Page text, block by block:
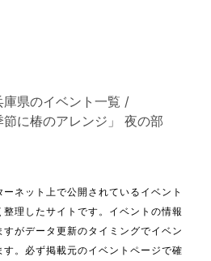
庫県のイベント一覧 /
に椿のアレンジ」 夜の部
ネット上で公開されているイベント
理したサイトです。イベントの情報
がデータ更新のタイミングでイベン
す。必ず掲載元のイベントページで確